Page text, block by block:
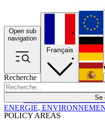
Open sub
navigation
Recherche
Se
POLICY AREAS
Français
ENERGIE,